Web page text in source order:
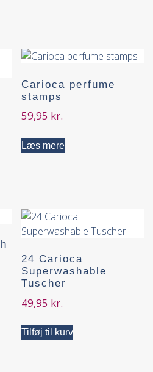
Carioca perfume
stamps
59,95 kr.
Læs mere
24 Carioca
Superwashable
Tuscher
49,95 kr.
Tilføj til kurv